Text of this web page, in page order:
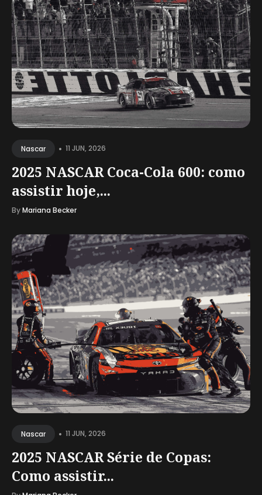
Nascar • 11 JUN, 2026
2025 NASCAR Coca-Cola 600: como
assistir hoje,...
ByMariana Becker
Nascar • 11 JUN, 2026
2025 NASCAR Série de Copas:
Como assistir...